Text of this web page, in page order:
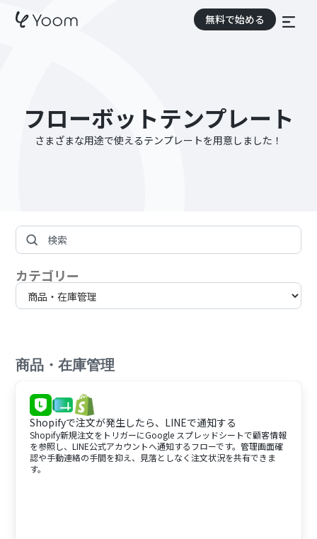
無料で始める
フローボットテンプレート
さまざまな用途で使えるテンプレートを用意しました！
カテゴリー
商品・在庫管理
Shopifyで注文が発生したら、LINEで通知する
Shopify新規注文をトリガーにGoogle スプレッドシートで顧客情報
を参照し、LINE公式アカウントへ通知するフローです。管理画面確
認や手動連絡の手間を抑え、見落としなく注文状況を共有できま
す。